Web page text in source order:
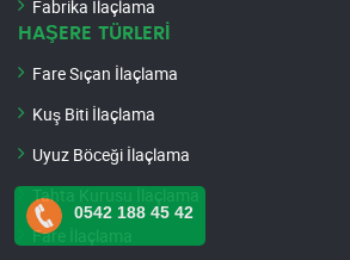
Fabrika İlaçlama
HAŞERE TÜRLERİ
Fare Sıçan İlaçlama
Kuş Biti İlaçlama
Uyuz Böceği İlaçlama
Tahta Kurusu İlaçlama
Fare İlaçlama
0542 188 45 42